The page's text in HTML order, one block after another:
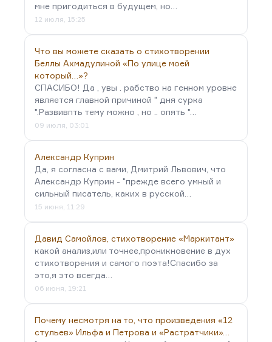
мне пригодиться в будущем, но…
12 июля, 15:25
Что вы можете сказать о стихотворении
Беллы Ахмадулиной «По улице моей
который…»?
СПАСИБО! Да , увы . рабство на генном уровне
является главной причиной " дня сурка
".Развивпть тему можно , но .. опять "…
09 июля, 03:01
Александр Куприн
Да, я согласна с вами, Дмитрий Львович, что
Александр Куприн - "прежде всего умный и
сильный писатель, каких в русской…
15 июня, 11:29
Давид Самойлов, стихотворение «Маркитант»
какой анализ,или точнее,проникновение в дух
стихотворения и самого поэта!Спасибо за
это,я это всегда…
06 июня, 19:21
Почему несмотря на то, что произведения «12
стульев» Ильфа и Петрова и «Растратчики»…